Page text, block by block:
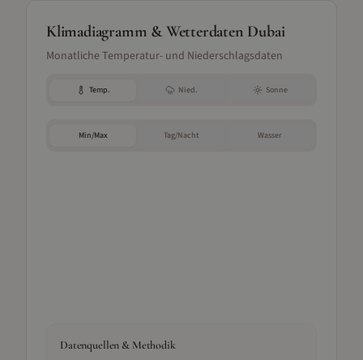
Klimadiagramm & Wetterdaten Dubai
Monatliche Temperatur- und Niederschlagsdaten
Temp. Nied. Sonne
Min/Max Tag/Nacht Wasser
Datenquellen & Methodik